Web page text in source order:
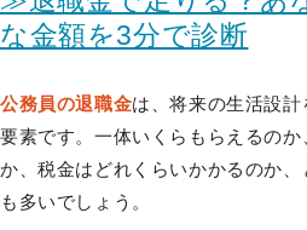
な金額を3分で診断
公務員の退職金は、将来の生活設
要素です。一体いくらもらえるの
か、税金はどれくらいかかるのか
も多いでしょう。